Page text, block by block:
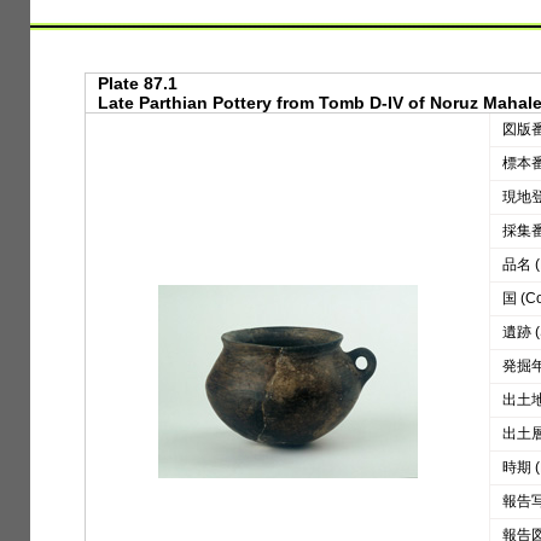
Plate 87.1
Late Parthian Pottery from Tomb D-IV of Noruz
図版
標本
現地
採集
品名
国
遺跡
発掘
出土
出土
時期
報告
報告